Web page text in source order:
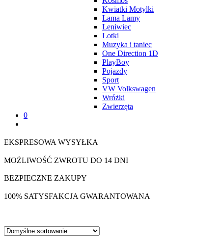
Kwiatki Motylki
Lama Lamy
Leniwiec
Lotki
Muzyka i taniec
One Direction 1D
PlayBoy
Pojazdy
Sport
VW Volkswagen
Wróżki
Zwierzęta
0
EKSPRESOWA WYSYŁKA
MOŻLIWOŚĆ ZWROTU DO 14 DNI
BEZPIECZNE ZAKUPY
100% SATYSFAKCJA GWARANTOWANA